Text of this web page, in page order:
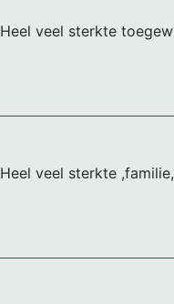
Heel veel sterkte
Heel veel sterkte